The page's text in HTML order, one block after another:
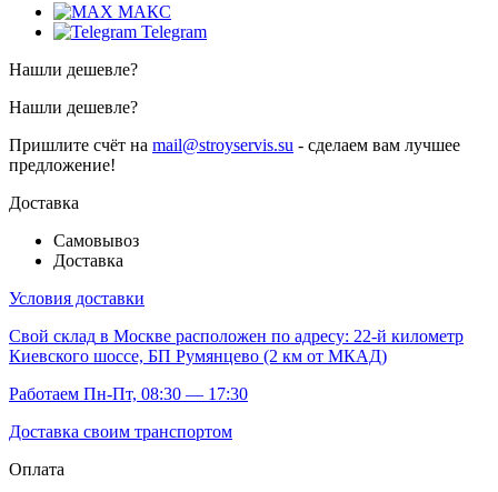
МАКС
Telegram
Нашли дешевле?
Нашли дешевле?
Пришлите счёт на mail@stroyservis.su - сделаем вам лучшее
предложение!
Доставка
Самовывоз
Доставка
Условия доставки
Свой склад в Москве расположен по адресу: 22-й километр
Киевского шоссе, БП Румянцево (2 км от МКАД)
Работаем Пн-Пт, 08:30 — 17:30
Доставка своим транспортом
Оплата